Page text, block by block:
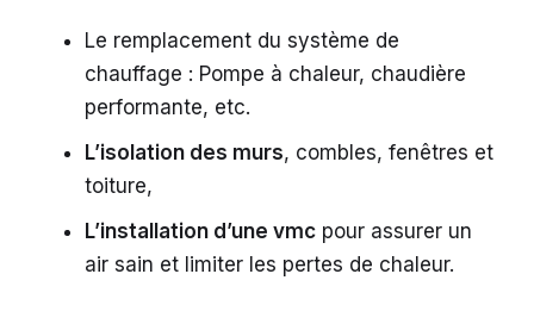
Le remplacement du système de
chauffage : Pompe à chaleur, chaudière
performante, etc.
L’isolation des murs, combles, fenêtres et
toiture,
L’installation d’une vmc pour assurer un
air sain et limiter les pertes de chaleur.